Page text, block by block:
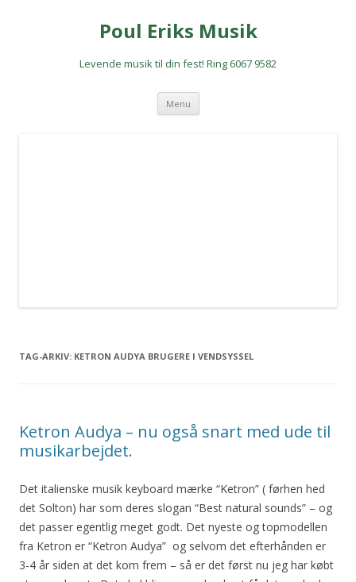
Poul Eriks Musik
Levende musik til din fest! Ring 6067 9582
Menu Hop
indhold
TAG-ARKIV: KETRON AUDYA BRUGERE I VENDSYSSEL
Ketron Audya – nu også snart med ude til
musikarbejdet.
Det italienske musik keyboard mærke “Ketron” ( førhen hed
det Solton) har som deres slogan “Best natural sounds” – og
det passer egentlig meget godt. Det nyeste og topmodellen
fra Ketron er “Ketron Audya” og selvom det efterhånden er
3-4 år siden at det kom frem – så er det først nu jeg har købt